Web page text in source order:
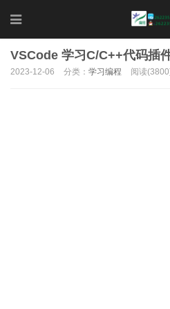
VSCode 学习C/C++代码插
2023-12-06 分类： 学习编程 阅读